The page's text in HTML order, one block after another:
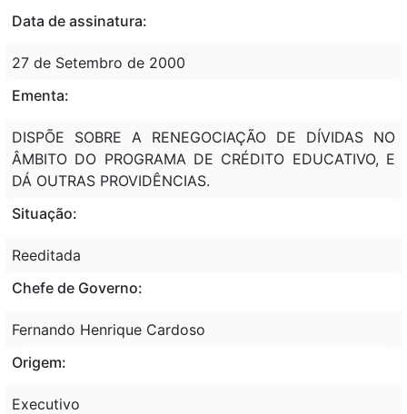
Data de assinatura:
27 de Setembro de 2000
Ementa:
DISPÕE SOBRE A RENEGOCIAÇÃO DE DÍVIDAS NO
ÂMBITO DO PROGRAMA DE CRÉDITO EDUCATIVO, E
DÁ OUTRAS PROVIDÊNCIAS.
Situação:
Reeditada
Chefe de Governo:
Fernando Henrique Cardoso
Origem:
Executivo